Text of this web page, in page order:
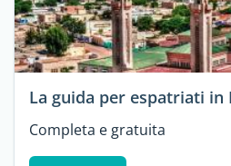
La guida per espatriati in
Completa e gratuita